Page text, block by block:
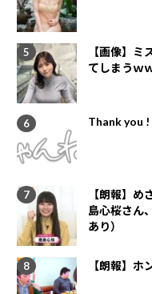
【画像】
てしまうｗ
Thank you !
【朗報】
島心桜さん
あり）
【朗報】